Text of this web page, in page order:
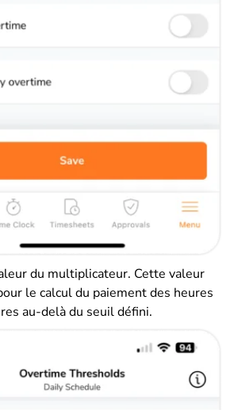
du multiplicateur. Cette valeur
le calcul du paiement des heures
au-delà du seuil défini.